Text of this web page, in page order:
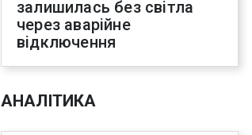
залишилась без світла
через аварійне
відключення
АНАЛІТИКА